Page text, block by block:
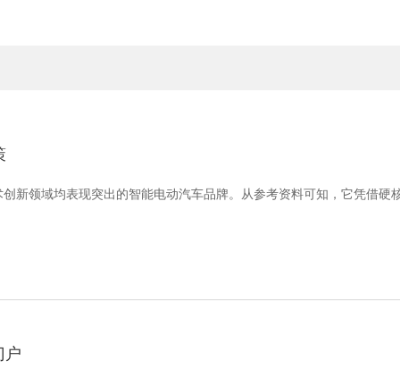
新领域均表现突出的智能电动汽车品牌。从参考资料可知，它凭借硬
户